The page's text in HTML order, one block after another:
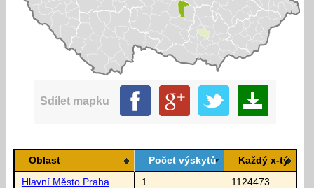
Sdílet mapku
Oblast Počet výskytů Každý x-tý
Hlavní Město Praha 1 1124473